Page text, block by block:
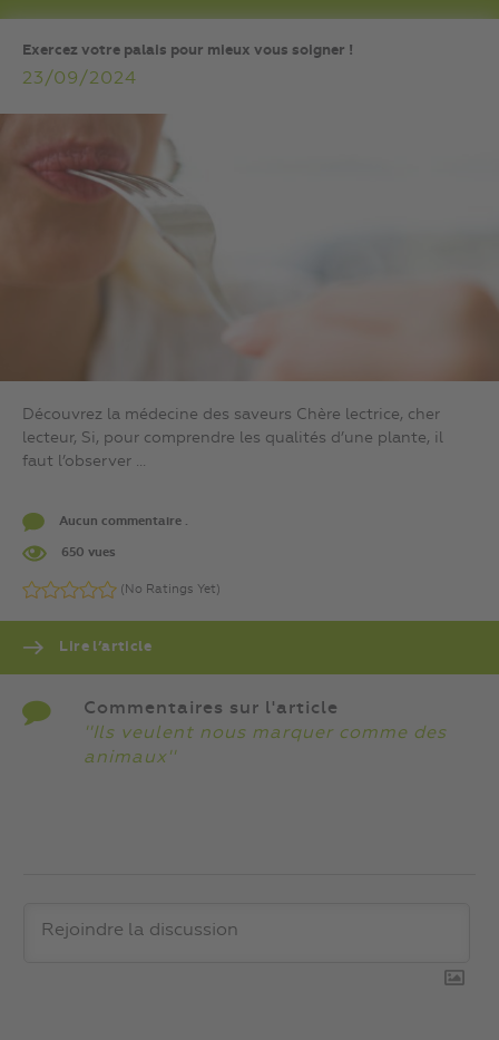
Exercez votre palais pour mieux vous soigner !
23/09/2024
Découvrez la médecine des saveurs Chère lectrice, cher
lecteur, Si, pour comprendre les qualités d’une plante, il
faut l’observer ...
Aucun commentaire .
650 vues
(No Ratings Yet)
Lire l’article
Commentaires sur l'article
''Ils veulent nous marquer comme des
animaux''